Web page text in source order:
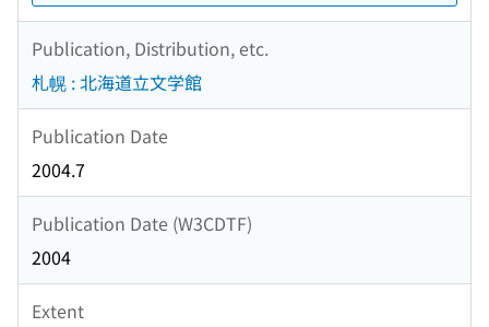
Publication, Distribution, etc.
札幌 : 北海道立文学館
Publication Date
2004.7
Publication Date (W3CDTF)
2004
Extent